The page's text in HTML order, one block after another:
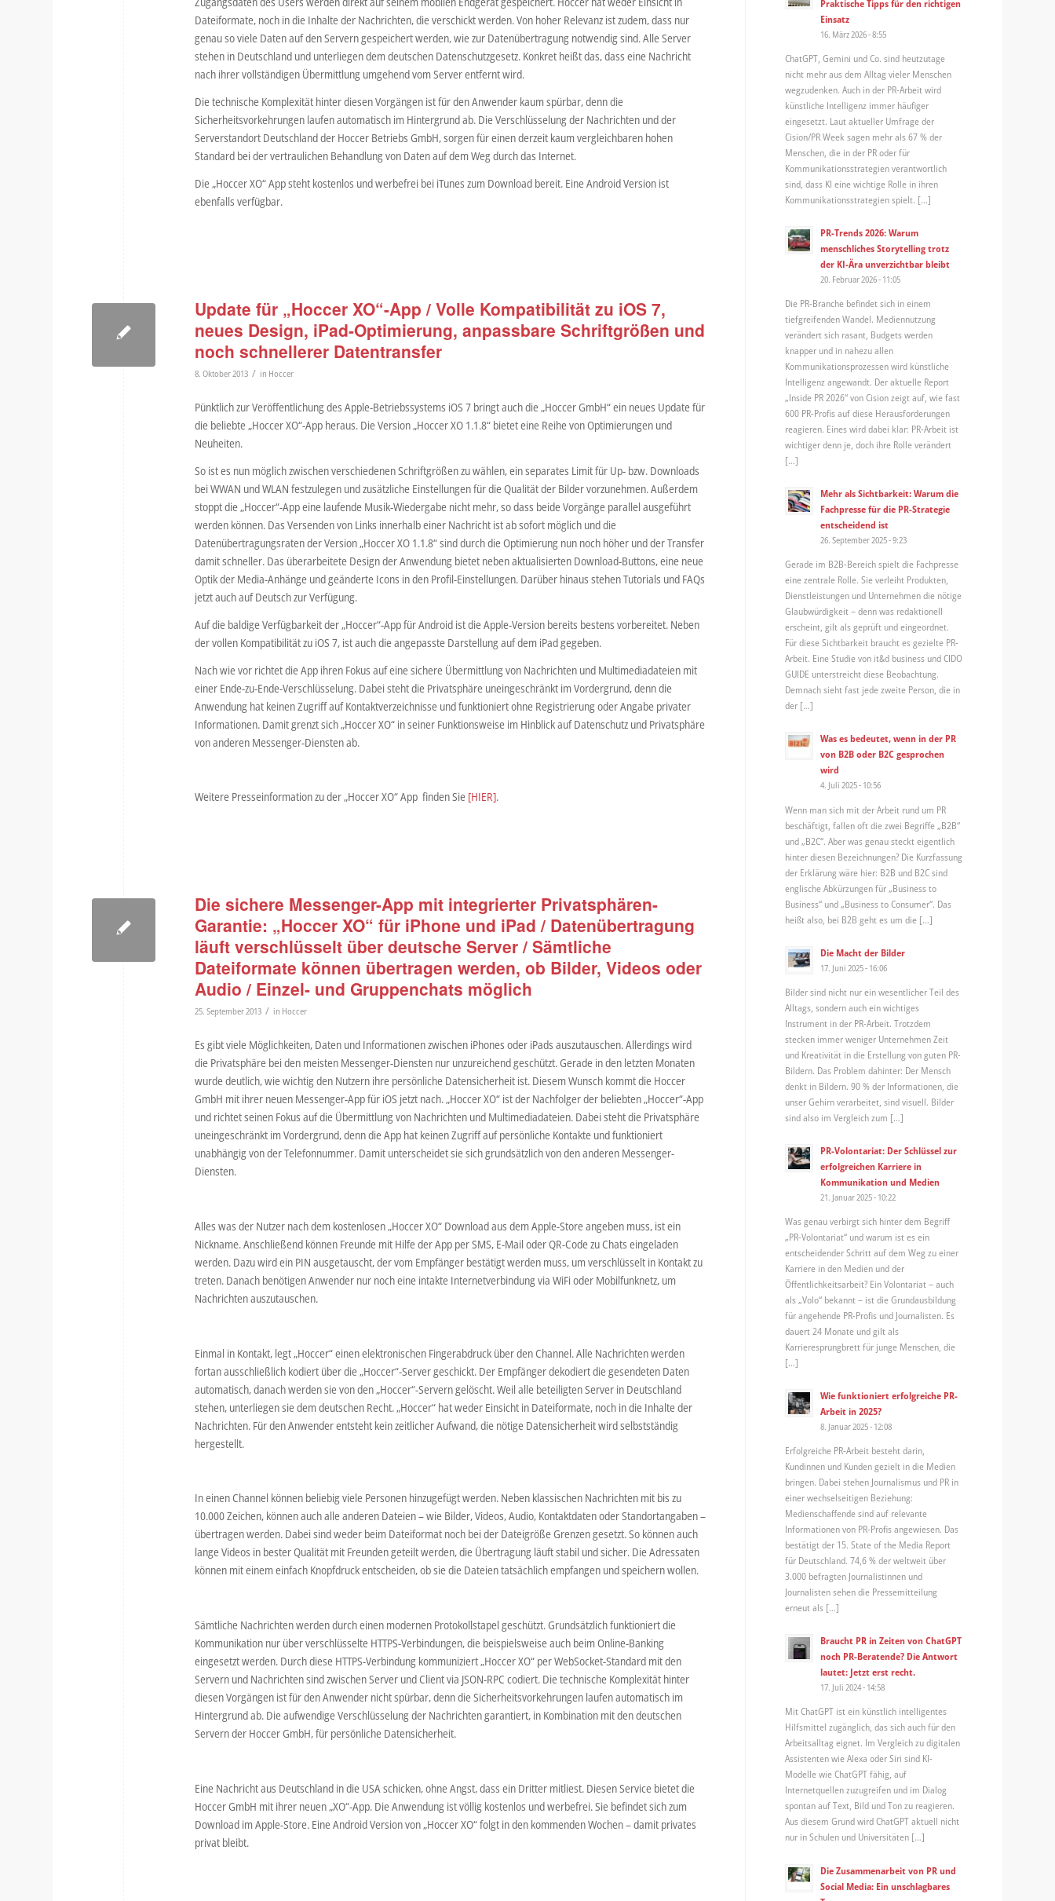
Dateiformate, noch in die Inhalte der Nachrichten, die verschickt werden. Von hoher Relevanz ist zudem, dass nur
genau so viele Daten auf den Servern gespeichert werden, wie zur Datenübertragung notwendig sind. Alle Server
stehen in Deutschland und unterliegen dem deutschen Datenschutzgesetz. Konkret heißt das, dass eine Nachricht
nach ihrer vollständigen Übermittlung umgehend vom Server entfernt wird.
Die technische Komplexität hinter diesen Vorgängen ist für den Anwender kaum spürbar, denn die
Sicherheitsvorkehrungen laufen automatisch im Hintergrund ab. Die Verschlüsselung der Nachrichten und der
Serverstandort Deutschland der Hoccer Betriebs GmbH, sorgen für einen derzeit kaum vergleichbaren hohen
Standard bei der vertraulichen Behandlung von Daten auf dem Weg durch das Internet.
Die „Hoccer XO“ App steht kostenlos und werbefrei bei iTunes zum Download bereit. Eine Android Version ist
ebenfalls verfügbar.
Update für „Hoccer XO“-App / Volle Kompatibilität zu iOS 7,
neues Design, iPad-Optimierung, anpassbare Schriftgrößen und
noch schnellerer Datentransfer
8. Oktober 2013 / in Hoccer
Pünktlich zur Veröffentlichung des Apple-Betriebssystems iOS 7 bringt auch die „Hoccer GmbH“ ein neues Update für
die beliebte „Hoccer XO“-App heraus. Die Version „Hoccer XO 1.1.8“ bietet eine Reihe von Optimierungen und
Neuheiten.
So ist es nun möglich zwischen verschiedenen Schriftgrößen zu wählen, ein separates Limit für Up- bzw. Downloads
bei WWAN und WLAN festzulegen und zusätzliche Einstellungen für die Qualität der Bilder vorzunehmen. Außerdem
stoppt die „Hoccer“-App eine laufende Musik-Wiedergabe nicht mehr, so dass beide Vorgänge parallel ausgeführt
werden können. Das Versenden von Links innerhalb einer Nachricht ist ab sofort möglich und die
Datenübertragungsraten der Version „Hoccer XO 1.1.8“ sind durch die Optimierung nun noch höher und der Transfer
damit schneller. Das überarbeitete Design der Anwendung bietet neben aktualisierten Download-Buttons, eine neue
Optik der Media-Anhänge und geänderte Icons in den Profil-Einstellungen. Darüber hinaus stehen Tutorials und FAQs
jetzt auch auf Deutsch zur Verfügung.
Auf die baldige Verfügbarkeit der „Hoccer“-App für Android ist die Apple-Version bereits bestens vorbereitet. Neben
der vollen Kompatibilität zu iOS 7, ist auch die angepasste Darstellung auf dem iPad gegeben.
Nach wie vor richtet die App ihren Fokus auf eine sichere Übermittlung von Nachrichten und Multimediadateien mit
einer Ende-zu-Ende-Verschlüsselung. Dabei steht die Privatsphäre uneingeschränkt im Vordergrund, denn die
Anwendung hat keinen Zugriff auf Kontaktverzeichnisse und funktioniert ohne Registrierung oder Angabe privater
Informationen. Damit grenzt sich „Hoccer XO“ in seiner Funktionsweise im Hinblick auf Datenschutz und Privatsphäre
von anderen Messenger-Diensten ab.
Weitere Presseinformation zu der „Hoccer XO“ App finden Sie [HIER].
Die sichere Messenger-App mit integrierter Privatsphären-
Garantie: „Hoccer XO“ für iPhone und iPad / Datenübertragung
läuft verschlüsselt über deutsche Server / Sämtliche
Dateiformate können übertragen werden, ob Bilder, Videos oder
Audio / Einzel- und Gruppenchats möglich
25. September 2013 / in Hoccer
Es gibt viele Möglichkeiten, Daten und Informationen zwischen iPhones oder iPads auszutauschen. Allerdings wird
die Privatsphäre bei den meisten Messenger-Diensten nur unzureichend geschützt. Gerade in den letzten Monaten
wurde deutlich, wie wichtig den Nutzern ihre persönliche Datensicherheit ist. Diesem Wunsch kommt die Hoccer
GmbH mit ihrer neuen Messenger-App für iOS jetzt nach. „Hoccer XO“ ist der Nachfolger der beliebten „Hoccer“-App
und richtet seinen Fokus auf die Übermittlung von Nachrichten und Multimediadateien. Dabei steht die Privatsphäre
uneingeschränkt im Vordergrund, denn die App hat keinen Zugriff auf persönliche Kontakte und funktioniert
unabhängig von der Telefonnummer. Damit unterscheidet sie sich grundsätzlich von den anderen Messenger-
Diensten.
Alles was der Nutzer nach dem kostenlosen „Hoccer XO“ Download aus dem Apple-Store angeben muss, ist ein
Nickname. Anschließend können Freunde mit Hilfe der App per SMS, E-Mail oder QR-Code zu Chats eingeladen
werden. Dazu wird ein PIN ausgetauscht, der vom Empfänger bestätigt werden muss, um verschlüsselt in Kontakt zu
treten. Danach benötigen Anwender nur noch eine intakte Internetverbindung via WiFi oder Mobilfunknetz, um
Nachrichten auszutauschen.
Einmal in Kontakt, legt „Hoccer“ einen elektronischen Fingerabdruck über den Channel. Alle Nachrichten werden
fortan ausschließlich kodiert über die „Hoccer“-Server geschickt. Der Empfänger dekodiert die gesendeten Daten
automatisch, danach werden sie von den „Hoccer“-Servern gelöscht. Weil alle beteiligten Server in Deutschland
stehen, unterliegen sie dem deutschen Recht. „Hoccer“ hat weder Einsicht in Dateiformate, noch in die Inhalte der
Nachrichten. Für den Anwender entsteht kein zeitlicher Aufwand, die nötige Datensicherheit wird selbstständig
hergestellt.
In einen Channel können beliebig viele Personen hinzugefügt werden. Neben klassischen Nachrichten mit bis zu
10.000 Zeichen, können auch alle anderen Dateien – wie Bilder, Videos, Audio, Kontaktdaten oder Standortangaben –
übertragen werden. Dabei sind weder beim Dateiformat noch bei der Dateigröße Grenzen gesetzt. So können auch
lange Videos in bester Qualität mit Freunden geteilt werden, die Übertragung läuft stabil und sicher. Die Adressaten
können mit einem einfach Knopfdruck entscheiden, ob sie die Dateien tatsächlich empfangen und speichern wollen.
Sämtliche Nachrichten werden durch einen modernen Protokollstapel geschützt. Grundsätzlich funktioniert die
Kommunikation nur über verschlüsselte HTTPS-Verbindungen, die beispielsweise auch beim Online-Banking
eingesetzt werden. Durch diese HTTPS-Verbindung kommuniziert „Hoccer XO“ per WebSocket-Standard mit den
Servern und Nachrichten sind zwischen Server und Client via JSON-RPC codiert. Die technische Komplexität hinter
diesen Vorgängen ist für den Anwender nicht spürbar, denn die Sicherheitsvorkehrungen laufen automatisch im
Hintergrund ab. Die aufwendige Verschlüsselung der Nachrichten garantiert, in Kombination mit den deutschen
Servern der Hoccer GmbH, für persönliche Datensicherheit.
Eine Nachricht aus Deutschland in die USA schicken, ohne Angst, dass ein Dritter mitliest. Diesen Service bietet die
Hoccer GmbH mit ihrer neuen „XO“-App. Die Anwendung ist völlig kostenlos und werbefrei. Sie befindet sich zum
Download im Apple-Store. Eine Android Version von „Hoccer XO“ folgt in den kommenden Wochen – damit privates
privat bleibt.
Praktische Tipps für den richtigen
Einsatz
16. März 2026 - 8:55
ChatGPT, Gemini und Co. sind heutzutage
nicht mehr aus dem Alltag vieler Menschen
wegzudenken. Auch in der PR-Arbeit wird
künstliche Intelligenz immer häufiger
eingesetzt. Laut aktueller Umfrage der
Cision/PR Week sagen mehr als 67 % der
Menschen, die in der PR oder für
Kommunikationsstrategien verantwortlich
sind, dass KI eine wichtige Rolle in ihren
Kommunikationsstrategien spielt. […]
PR-Trends 2026: Warum
menschliches Storytelling trotz
der KI-Ära unverzichtbar bleibt
20. Februar 2026 - 11:05
Die PR-Branche befindet sich in einem
tiefgreifenden Wandel. Mediennutzung
verändert sich rasant, Budgets werden
knapper und in nahezu allen
Kommunikationsprozessen wird künstliche
Intelligenz angewandt. Der aktuelle Report
„Inside PR 2026“ von Cision zeigt auf, wie fast
600 PR-Profis auf diese Herausforderungen
reagieren. Eines wird dabei klar: PR-Arbeit ist
wichtiger denn je, doch ihre Rolle verändert
[…]
Mehr als Sichtbarkeit: Warum die
Fachpresse für die PR-Strategie
entscheidend ist
26. September 2025 - 9:23
Gerade im B2B-Bereich spielt die Fachpresse
eine zentrale Rolle. Sie verleiht Produkten,
Dienstleistungen und Unternehmen die nötige
Glaubwürdigkeit – denn was redaktionell
erscheint, gilt als geprüft und eingeordnet.
Für diese Sichtbarkeit braucht es gezielte PR-
Arbeit. Eine Studie von it&d business und CIDO
GUIDE unterstreicht diese Beobachtung.
Demnach sieht fast jede zweite Person, die in
der […]
Was es bedeutet, wenn in der PR
von B2B oder B2C gesprochen
wird
4. Juli 2025 - 10:56
Wenn man sich mit der Arbeit rund um PR
beschäftigt, fallen oft die zwei Begriffe „B2B“
und „B2C“. Aber was genau steckt eigentlich
hinter diesen Bezeichnungen? Die Kurzfassung
der Erklärung wäre hier: B2B und B2C sind
englische Abkürzungen für „Business to
Business“ und „Business to Consumer“. Das
heißt also, bei B2B geht es um die […]
Die Macht der Bilder
17. Juni 2025 - 16:06
Bilder sind nicht nur ein wesentlicher Teil des
Alltags, sondern auch ein wichtiges
Instrument in der PR-Arbeit. Trotzdem
stecken immer weniger Unternehmen Zeit
und Kreativität in die Erstellung von guten PR-
Bildern. Das Problem dahinter: Der Mensch
denkt in Bildern. 90 % der Informationen, die
unser Gehirn verarbeitet, sind visuell. Bilder
sind also im Vergleich zum […]
PR-Volontariat: Der Schlüssel zur
erfolgreichen Karriere in
Kommunikation und Medien
21. Januar 2025 - 10:22
Was genau verbirgt sich hinter dem Begriff
„PR-Volontariat“ und warum ist es ein
entscheidender Schritt auf dem Weg zu einer
Karriere in den Medien und der
Öffentlichkeitsarbeit? Ein Volontariat – auch
als „Volo“ bekannt – ist die Grundausbildung
für angehende PR-Profis und Journalisten. Es
dauert 24 Monate und gilt als
Karrieresprungbrett für junge Menschen, die
[…]
Wie funktioniert erfolgreiche PR-
Arbeit in 2025?
8. Januar 2025 - 12:08
Erfolgreiche PR-Arbeit besteht darin,
Kundinnen und Kunden gezielt in die Medien
bringen. Dabei stehen Journalismus und PR in
einer wechselseitigen Beziehung:
Medienschaffende sind auf relevante
Informationen von PR-Profis angewiesen. Das
bestätigt der 15. State of the Media Report
für Deutschland. 74,6 % der weltweit über
3.000 befragten Journalistinnen und
Journalisten sehen die Pressemitteilung
erneut als […]
Braucht PR in Zeiten von ChatGPT
noch PR-Beratende? Die Antwort
lautet: Jetzt erst recht.
17. Juli 2024 - 14:58
Mit ChatGPT ist ein künstlich intelligentes
Hilfsmittel zugänglich, das sich auch für den
Arbeitsalltag eignet. Im Vergleich zu digitalen
Assistenten wie Alexa oder Siri sind KI-
Modelle wie ChatGPT fähig, auf
Internetquellen zuzugreifen und im Dialog
spontan auf Text, Bild und Ton zu reagieren.
Aus diesem Grund wird ChatGPT aktuell nicht
nur in Schulen und Universitäten […]
Die Zusammenarbeit von PR und
Social Media: Ein unschlagbares